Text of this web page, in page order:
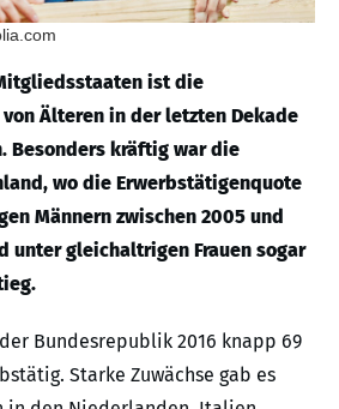
ist die
Älteren in der letzten Dekade
Besonders kräftig war die
wo die Erwerbstätigenquote
Männern zwischen 2005 und
unter gleichaltrigen Frauen sogar
Bundesrepublik 2016 knapp 69
Starke Zuwächse gab es